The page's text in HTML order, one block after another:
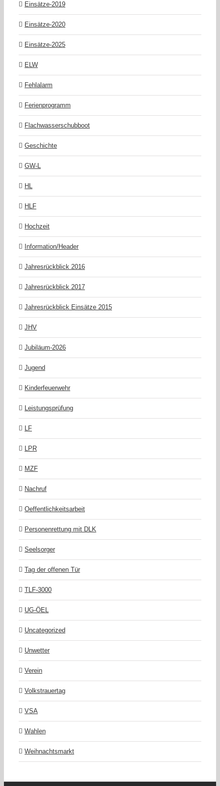
Einsätze-2019
Einsätze-2020
Einsätze-2025
ELW
Fehlalarm
Ferienprogramm
Flachwasserschubboot
Geschichte
GW-L
HL
HLF
Hochzeit
Information/Header
Jahresrückblick 2016
Jahresrückblick 2017
Jahresrückblick Einsätze 2015
JHV
Jubiläum-2026
Jugend
Kinderfeuerwehr
Leistungsprüfung
LF
LPR
MZF
Nachruf
Oeffentlichkeitsarbeit
Personenrettung mit DLK
Seelsorger
Tag der offenen Tür
TLF-3000
UG-ÖEL
Uncategorized
Unwetter
Verein
Volkstrauertag
VSA
Wahlen
Weihnachtsmarkt